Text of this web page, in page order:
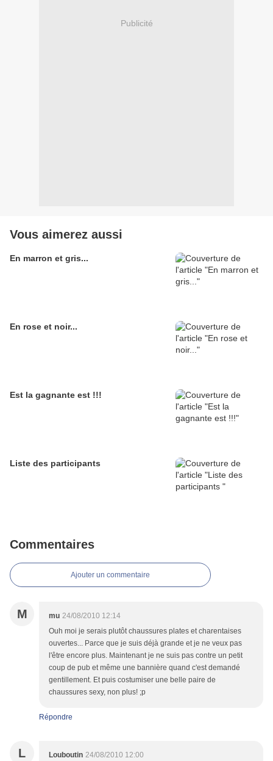
Publicité
Vous aimerez aussi
En marron et gris...
En rose et noir...
Est la gagnante est !!!
Liste des participants
Commentaires
Ajouter un commentaire
M mu 24/08/2010 12:14
Ouh moi je serais plutôt chaussures plates et charentaises
ouvertes... Parce que je suis déjà grande et je ne veux pas
l'être encore plus. Maintenant je ne suis pas contre un petit
coup de pub et même une bannière quand c'est demandé
gentillement. Et puis costumiser une belle paire de
chaussures sexy, non plus! ;p
Répondre
L Louboutin 24/08/2010 12:00